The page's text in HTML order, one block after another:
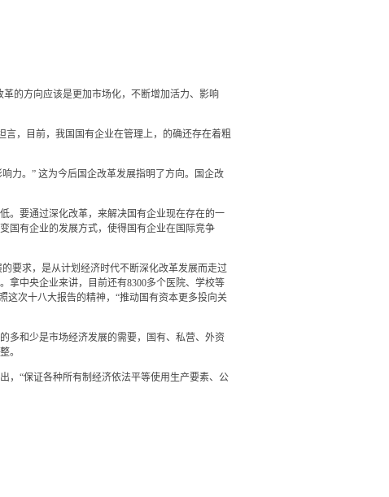
的方向应该是更加市场化，不断增加活力、影响
言，目前，我国国有企业在管理上，的确还存在着粗
力。” 这为今后国企改革发展指明了方向。国企改
。要通过深化改革，来解决国有企业现在存在的一
国有企业的发展方式，使得国有企业在国际竞争
要求，是从计划经济时代不断深化改革发展而走过
拿中央企业来讲，目前还有8300多个医院、学校等
这次十八大报告的精神，“推动国有资本更多投向关
多和少是市场经济发展的需要，国有、私营、外资
。
，“保证各种所有制经济依法平等使用生产要素、公